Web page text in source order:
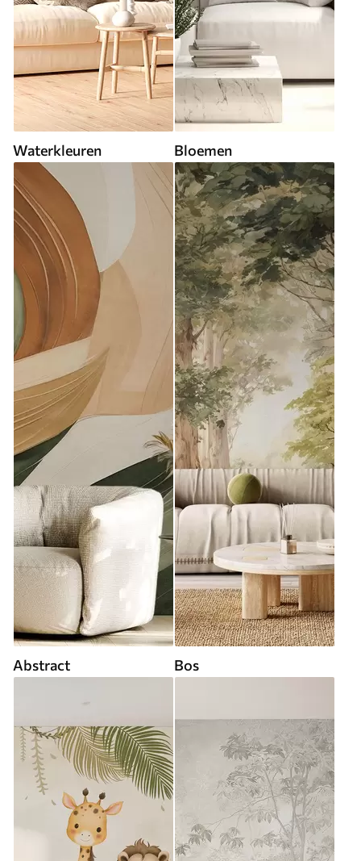
Waterkleuren Bloemen
Abstract Bos